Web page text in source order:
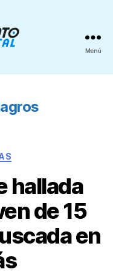
Menú
hallada
de 15
en